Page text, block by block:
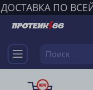
ДОСТАВКА ПО